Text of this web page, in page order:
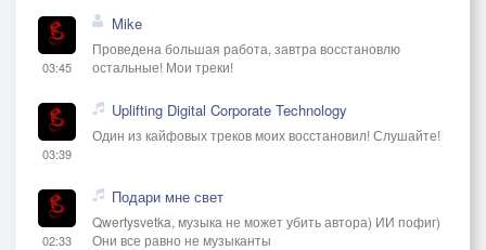
Веселись, гуляй, Расея,
Золотые купола!
Год минул. Второй и третий...
Из самой Москвы указ:
03:45
Mike
Проведена большая работа, завтра восстановлю
остальные! Мои треки!
03:39
Uplifting Digital Corporate Technology
Один из кайфовых треков моих восстановил! Слушайте!
02:33
Подари мне свет
Qwertysvetka, музыка не может убить автора) ИИ пофиг)
Они все равно не музыканты